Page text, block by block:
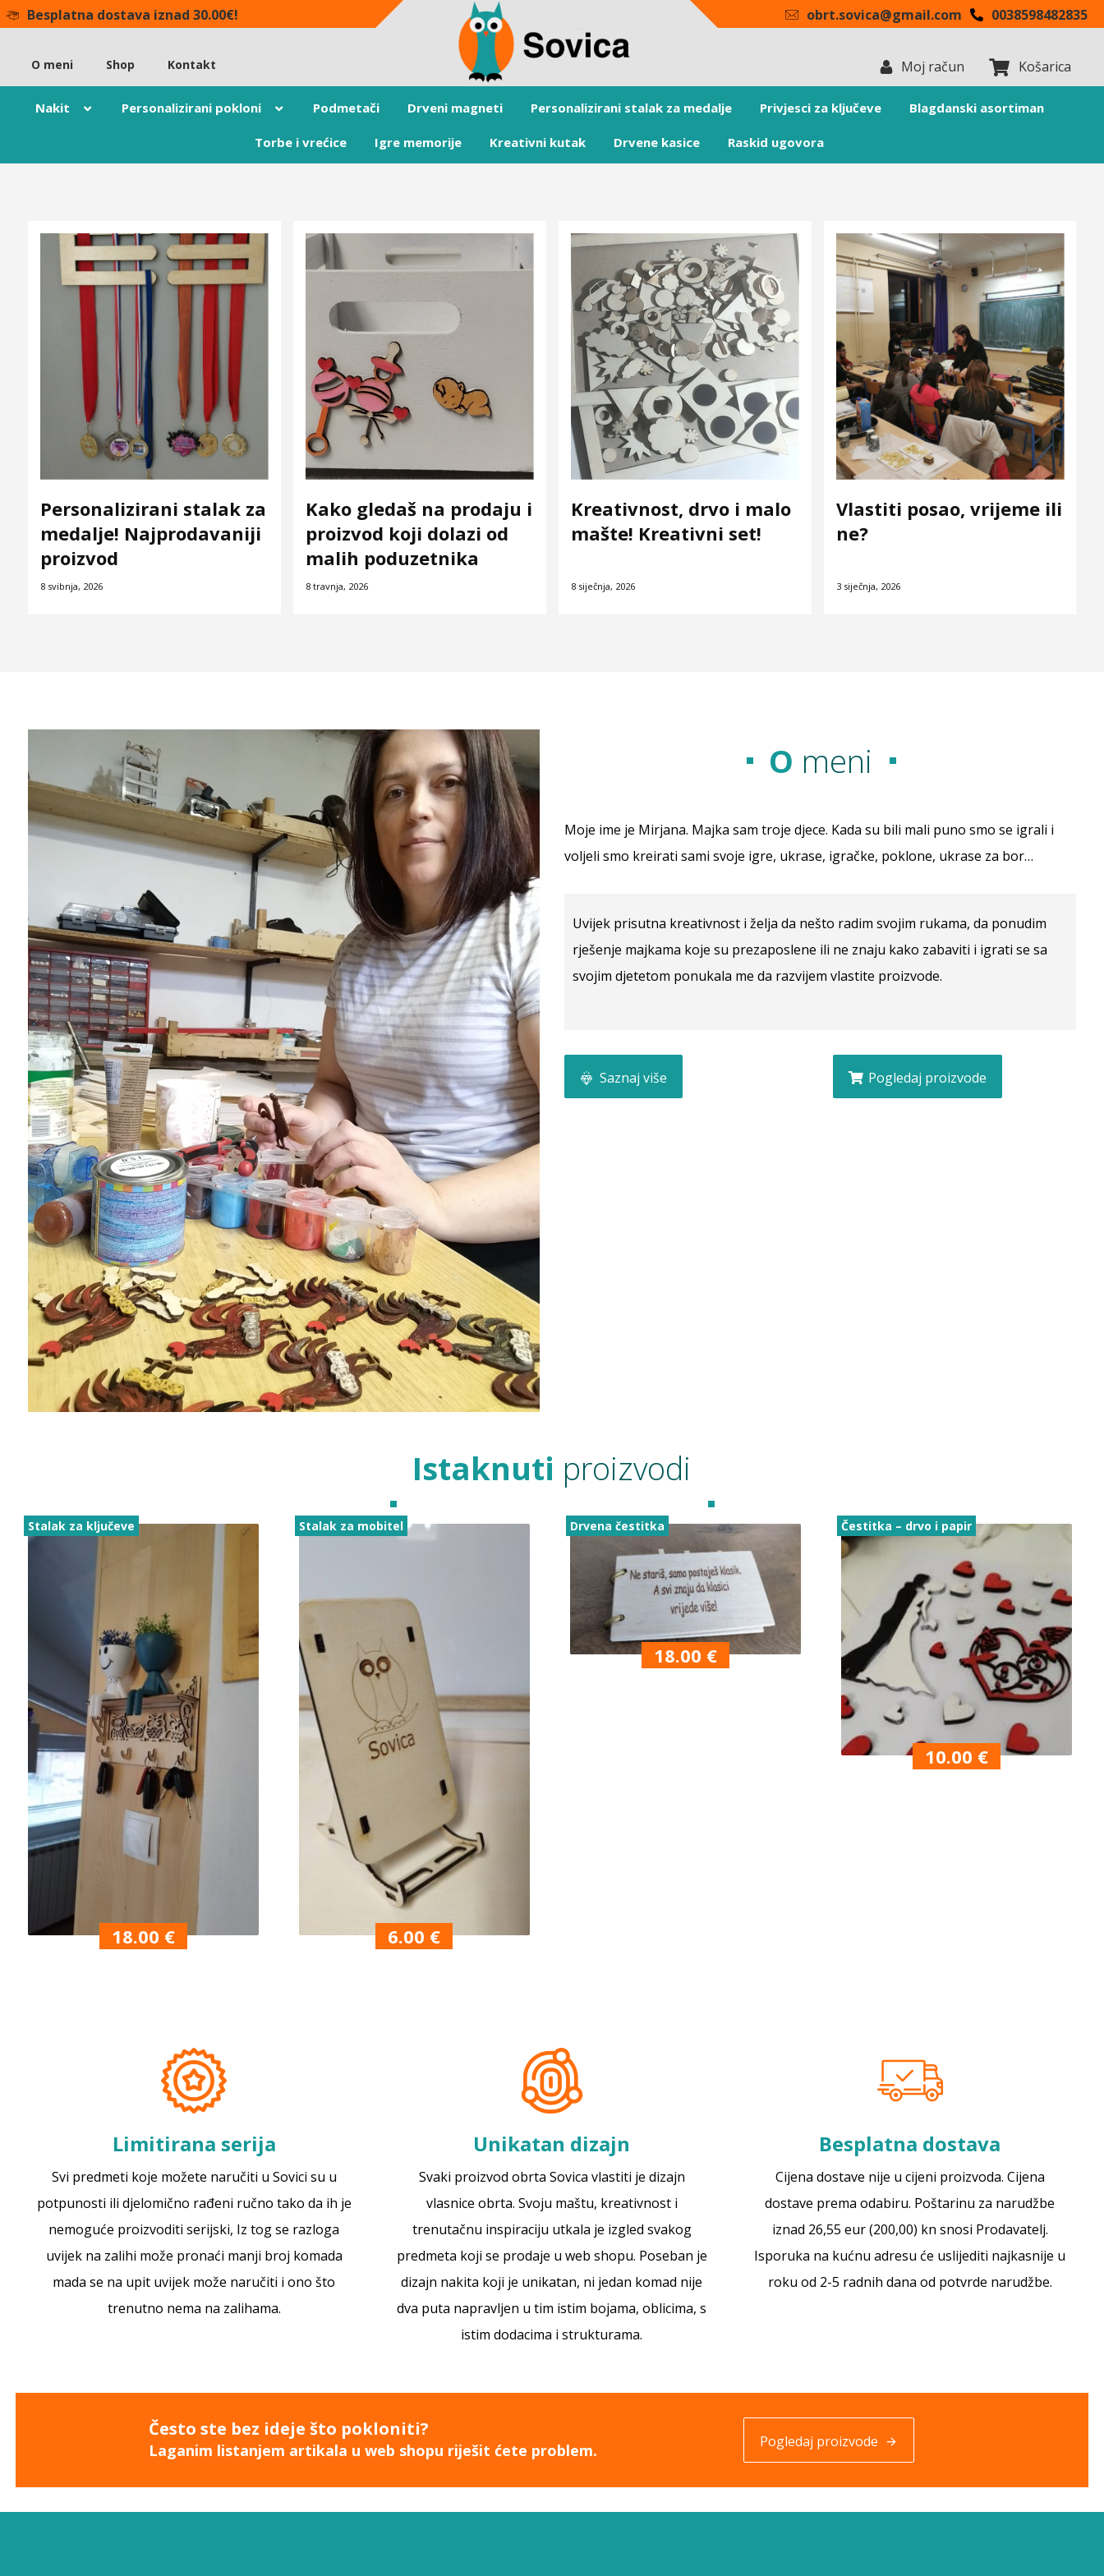
Besplatna dostava iznad 30.00€! 0038598482835
obrt.sovica@gmail.com
O meni Shop Kontakt Košarica
Moj račun
Nakit Personalizirani pokloni Podmetači Drveni magneti Personalizirani stalak za medalje Privjesci za ključeve Blagdanski asortiman
Torbe i vrećice Igre memorije Kreativni kutak Drvene kasice Raskid ugovora
Personalizirani stalak za
medalje! Najprodavaniji
proizvod
8 svibnja, 2026
Kako gledaš na prodaju i
proizvod koji dolazi od
malih poduzetnika
8 travnja, 2026
Kreativnost, drvo i malo
mašte! Kreativni set!
8 siječnja, 2026
Vlastiti posao, vrijeme ili
ne?
3 siječnja, 2026
O meni
Moje ime je Mirjana. Majka sam troje djece. Kada su bili mali puno smo se igrali i
voljeli smo kreirati sami svoje igre, ukrase, igračke, poklone, ukrase za bor…
Uvijek prisutna kreativnost i želja da nešto radim svojim rukama, da ponudim
rješenje majkama koje su prezaposlene ili ne znaju kako zabaviti i igrati se sa
svojim djetetom ponukala me da razvijem vlastite proizvode.
Saznaj više Pogledaj proizvode
Istaknuti proizvodi
Stalak za ključeve
18.00 €
Stalak za mobitel
6.00 €
Drvena čestitka
18.00 €
Čestitka – drvo i papir
10.00 €
Limitirana serija
Svi predmeti koje možete naručiti u Sovici su u
potpunosti ili djelomično rađeni ručno tako da ih je
nemoguće proizvoditi serijski, Iz tog se razloga
uvijek na zalihi može pronaći manji broj komada
mada se na upit uvijek može naručiti i ono što
trenutno nema na zalihama.
Unikatan dizajn
Svaki proizvod obrta Sovica vlastiti je dizajn
vlasnice obrta. Svoju maštu, kreativnost i
trenutačnu inspiraciju utkala je izgled svakog
predmeta koji se prodaje u web shopu. Poseban je
dizajn nakita koji je unikatan, ni jedan komad nije
dva puta napravljen u tim istim bojama, oblicima, s
istim dodacima i strukturama.
Besplatna dostava
Cijena dostave nije u cijeni proizvoda. Cijena
dostave prema odabiru. Poštarinu za narudžbe
iznad 26,55 eur (200,00) kn snosi Prodavatelj.
Isporuka na kućnu adresu će uslijediti najkasnije u
roku od 2-5 radnih dana od potvrde narudžbe.
Često ste bez ideje što pokloniti?
Laganim listanjem artikala u web shopu riješit ćete problem. Pogledaj proizvode